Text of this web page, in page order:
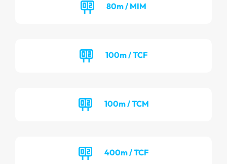
80m / MIM
100m / TCF
100m / TCM
400m / TCF